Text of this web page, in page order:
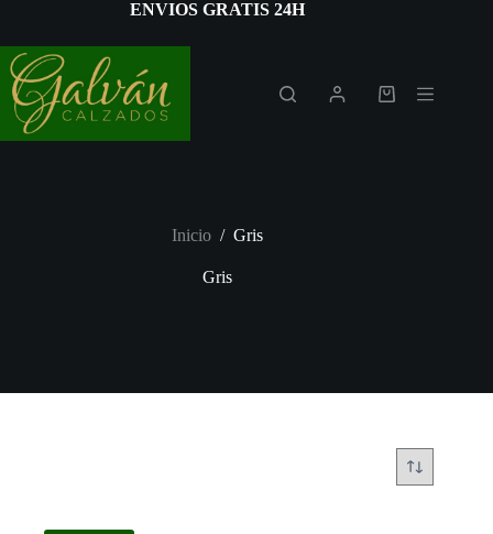
contenido
ENVIOS GRATIS 24H
Carro
Inicio / Gris
Gris